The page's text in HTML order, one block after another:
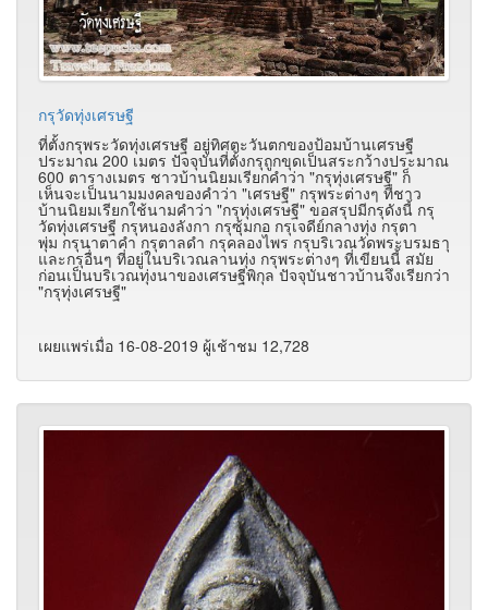
กรุวัดทุ่งเศรษฐี
ที่ตั้งกรุพระวัดทุ่งเศรษฐี อยู่ทิศตะวันตกของป้อมบ้านเศรษฐี
ประมาณ 200 เมตร ปัจจุบันที่ตั้งกรุถูกขุดเป็นสระกว้างประมาณ
600 ตารางเมตร ชาวบ้านนิยมเรียกคำว่า "กรุทุ่งเศรษฐี" ก็
เห็นจะเป็นนามมงคลของคำว่า "เศรษฐี" กรุพระต่างๆ ที่ชาว
บ้านนิยมเรียกใช้นามคำว่า "กรุทุ่งเศรษฐี" ขอสรุปมีกรุดังนี้ กรุ
วัดทุ่งเศรษฐี กรุหนองลังกา กรุซุ้มกอ กรุเจดีย์กลางทุ่ง กรุตา
พุ่ม กรุนาตาคำ กรุตาลดำ กรุคลองไพร กรุบริเวณวัดพระบรมธาุ
และกรุอื่่นๆ ที่อยู่ในบริเวณลานทุ่ง กรุพระต่างๆ ที่เขียนนี้ สมัย
ก่อนเป็นบริเวณทุ่งนาของเศรษฐีพิกุล ปัจจุบันชาวบ้านจึงเรียกว่า
"กรุทุ่งเศรษฐี"
เผยแพร่เมื่อ 16-08-2019 ผู้เช้าชม 12,728